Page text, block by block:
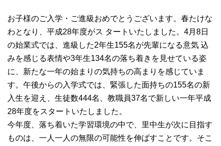
お子様のご入学・ご進級おめでとうございます。春たけな
わとなり、平成28年度がス タートいたしました。4月8日
の始業式では、進級した2年生155名が先輩になる意気 込
みを感じる表情や3年生134名の落ち着きを見せている姿
に、新たな一年の始まりの気持ちの高まりを感じていま
す。午後からの入学式では、緊張した面持ちの155名の新
入生を迎え、生徒数444名、教職員37名で新しい一年平成
28年度をスタートいたしました。
今年度、落ち着いた学習環境の中で、里中生が次に目指す
ものは、一人一人の無限の可能性を伸ばすことです。そこ